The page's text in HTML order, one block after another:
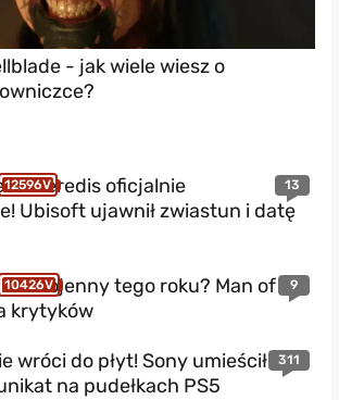
- jak wiele wiesz o
12596V 13
Heredis oficjalnie
Ubisoft ujawnił zwiastun i datę
10426V 9
wojenny tego roku? Man of
krytyków
311
wróci do płyt! Sony umieściło
na pudełkach PS5